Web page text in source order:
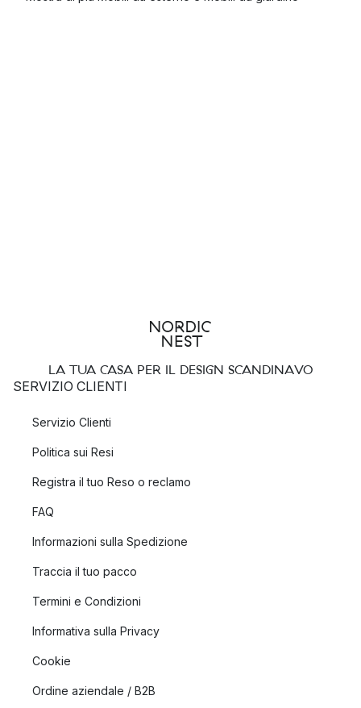
LA TUA CASA PER IL DESIGN SCANDINAVO
SERVIZIO CLIENTI
Servizio Clienti
Politica sui Resi
Registra il tuo Reso o reclamo
FAQ
Informazioni sulla Spedizione
Traccia il tuo pacco
Termini e Condizioni
Informativa sulla Privacy
Cookie
Ordine aziendale / B2B